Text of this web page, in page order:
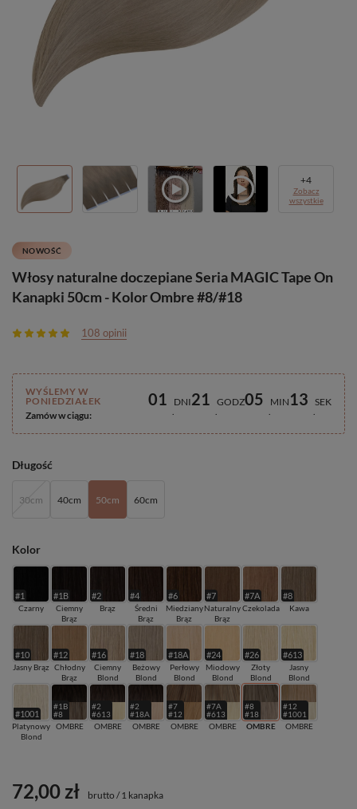
+4
Zobacz
wszystkie
Włosy naturalne doczepiane Seria MAGIC Tape On
Kanapki 50cm - Kolor Ombre #8/#18
108 opinii
NOWOŚĆ
Długość
30cm 40cm 50cm 60cm
Kolor
#1
Czarny
#1B
Ciemny
Brąz
#2
Brąz
#4
Średni
Brąz
#6
Miedziany
Brąz
#7
Naturalny
Brąz
#7A
Czekolada
#8
Kawa
#10
Jasny Brąz
#12
Chłodny
Brąz
#16
Ciemny
Blond
#18
Beżowy
Blond
#18A
Perłowy
Blond
#24
Miodowy
Blond
#26
Złoty
Blond
#613
Jasny
Blond
#1001
Platynowy
Blond
#1B
#8
OMBRE
#2
#613
OMBRE
#2
#18A
OMBRE
#7
#12
OMBRE
#7A
#613
OMBRE
#8
#18
OMBRE
#12
#1001
OMBRE
WYŚLEMY W
PONIEDZIAŁEK
Zamów w ciągu:
01 DNI21 GODZ05 MIN 13 SEK
72,00 zł brutto /1 kanapka